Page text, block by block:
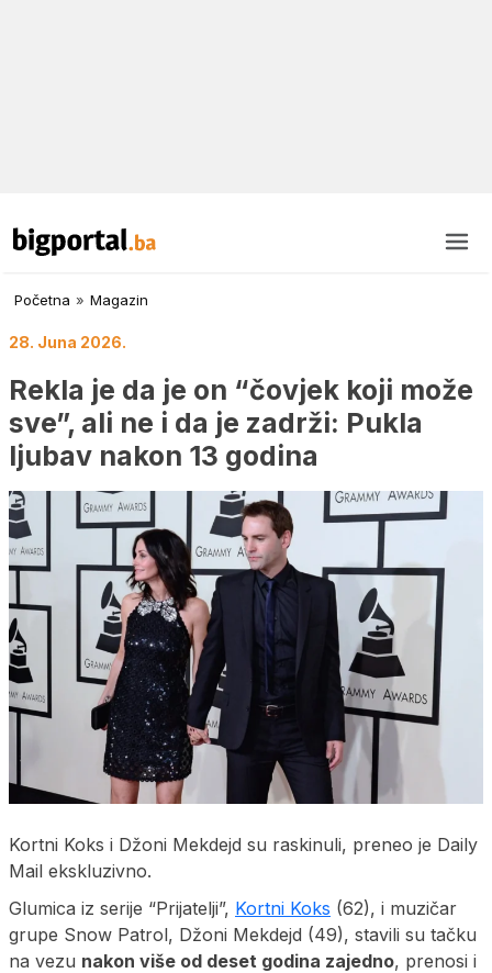
Početna » Magazin
28. Juna 2026.
Rekla je da je on “čovjek koji može
sve”, ali ne i da je zadrži: Pukla
ljubav nakon 13 godina
Kortni Koks i Džoni Mekdejd su raskinuli, preneo je Daily
Mail ekskluzivno.
Glumica iz serije “Prijatelji”, Kortni Koks (62), i muzičar
grupe Snow Patrol, Džoni Mekdejd (49), stavili su tačku
na vezu nakon više od deset godina zajedno, prenosi i